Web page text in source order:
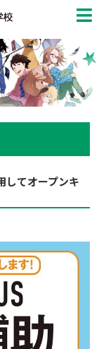
してオープンキ